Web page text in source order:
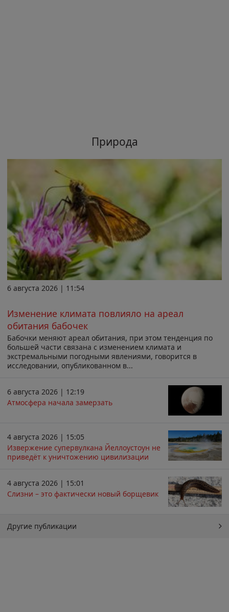
Природа
6 августа 2026 | 11:54
Изменение климата повлияло на ареал
обитания бабочек
Бабочки меняют ареал обитания, при этом тенденция по
большей части связана с изменением климата и
экстремальными погодными явлениями, говорится в
исследовании, опубликованном в...
6 августа 2026 | 12:19
Атмосфера начала замерзать
4 августа 2026 | 15:05
Извержение супервулкана Йеллоустоун не
приведёт к уничтожению цивилизации
4 августа 2026 | 15:01
Слизни – это фактически новый борщевик
Другие публикации